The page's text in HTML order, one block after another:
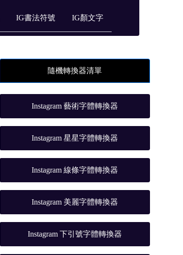
IG書法符號 IG顏文字
隨機轉換器清單
Instagram 藝術字體轉換器
Instagram 星星字體轉換器
Instagram 線條字體轉換器
Instagram 美麗字體轉換器
Instagram 下引號字體轉換器